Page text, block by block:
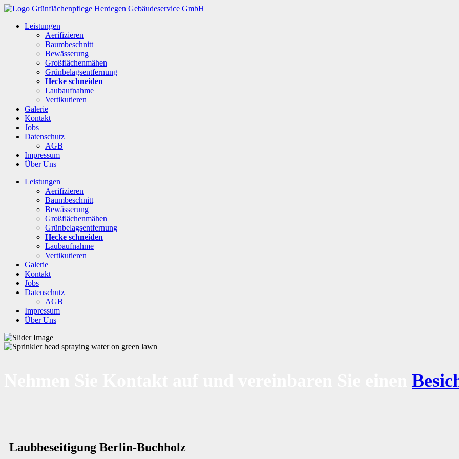
Leistungen
Aerifizieren
Baumbeschnitt
Bewässerung
Großflächenmähen
Grünbelagsentfernung
Hecke schneiden
Laubaufnahme
Vertikutieren
Galerie
Kontakt
Jobs
Datenschutz
AGB
Impressum
Über Uns
Leistungen
Aerifizieren
Baumbeschnitt
Bewässerung
Großflächenmähen
Grünbelagsentfernung
Hecke schneiden
Laubaufnahme
Vertikutieren
Galerie
Kontakt
Jobs
Datenschutz
AGB
Impressum
Über Uns
Laubbeseitigung Berlin-Buchholz